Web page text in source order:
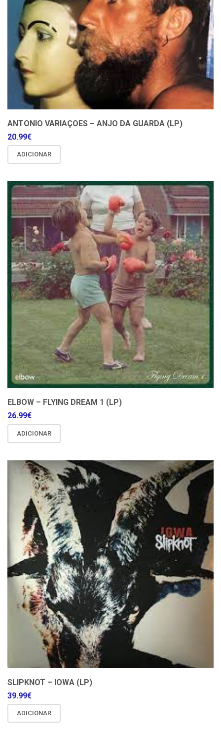
ANTONIO VARIAÇOES – ANJO DA GUARDA (LP)
20.99€
ADICIONAR
ELBOW – FLYING DREAM 1 (LP)
26.99€
ADICIONAR
SLIPKNOT – IOWA (LP)
39.99€
ADICIONAR